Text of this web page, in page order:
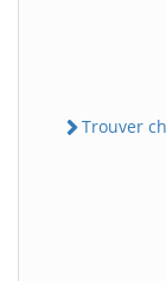
Trouver